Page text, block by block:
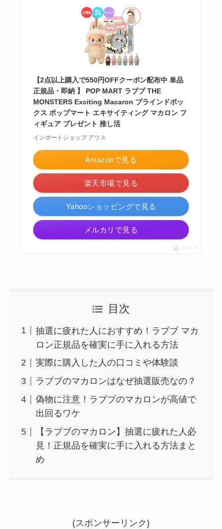
【2点以上購入で550円OFFクーポン配布中 単品
正規品・即納 】 POP MART ラブブ THE
MONSTERS Exciting Macaron ブラインドボッ
クス ポップマート エキサイティング マカロン フ
ィギュア プレゼント 推し活
インポートショップ アリス
Amazonで見る
楽天市場で見る
Yahooショッピングで見る
メルカリで見る
ポチップ
目次
抽選に疲れた人におすすめ！ラブブ マカ
ロン正規品を確実に手に入れる方法
実際に購入した人の口コミや体験談
ラブブのマカロンはなぜ抽選販売なの？
偽物に注意！ラブブのマカロンが高値で
出回るワケ
【ラブブのマカロン】抽選に疲れた人必
見！正規品を確実に手に入れる方法まと
め
(スポンサーリンク)